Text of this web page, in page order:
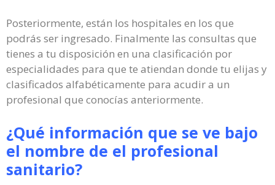
Posteriormente, están los hospitales en los que
podrás ser ingresado. Finalmente las consultas que
tienes a tu disposición en una clasificación por
especialidades para que te atiendan donde tu elijas y
clasificados alfabéticamente para acudir a un
profesional que conocías anteriormente.
¿Qué información que se ve bajo
el nombre de el profesional
sanitario?